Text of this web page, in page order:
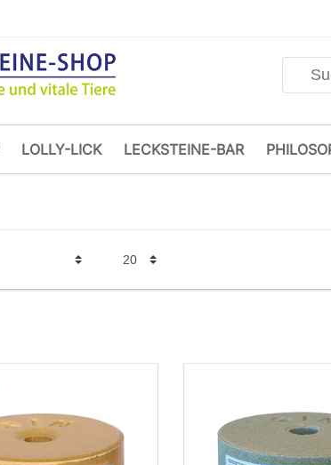
LOLLY-LICK LECKSTEINE-BAR